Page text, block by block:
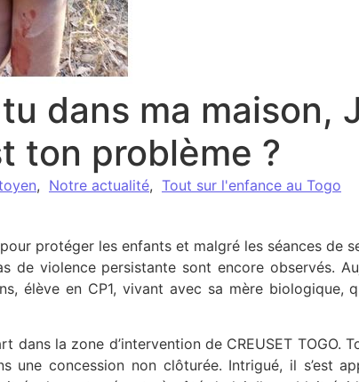
dans ma maison,
ton problème ?
, Notre actualité, Tout sur l'enfance au Togo
Que cherches-tu dans ma maison, Je punis mon
protéger les enfants et malgré les séances de
de violence persistante sont encore observés.
élève en CP1, vivant avec sa mère biologique,
dans la zone d’intervention de CREUSET TOGO.
une concession non clôturée. Intrigué, il s’est